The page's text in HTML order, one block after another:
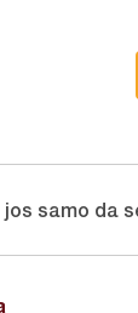
jos samo da